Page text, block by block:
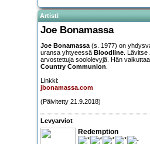
Artisti
Joe Bonamassa
Joe Bonamassa (s. 1977) on
uransa yhtyeessä Bloodline .
arvostettuja soololevyjä. Hän
Country Communion
Linkki:
jbonamassa.com
(Päivitetty 21.9.2018)
Levyarviot
Redemption